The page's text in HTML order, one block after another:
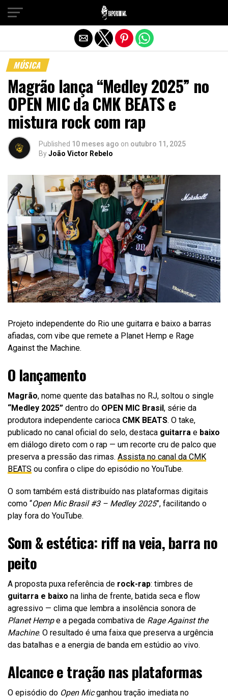
MÚSICA
Magrão lança “Medley 2025” no
OPEN MIC da CMK BEATS e
mistura rock com rap
Published 10 meses ago on outubro 11, 2025
ByJoão Victor Rebelo
Projeto independente do Rio une guitarra e baixo a barras
afiadas, com vibe que remete a Planet Hemp e Rage
Against the Machine.
O lançamento
Magrão, nome quente das batalhas no RJ, soltou o single
“Medley 2025” dentro do OPEN MIC Brasil, série da
produtora independente carioca CMK BEATS. O take,
publicado no canal oficial do selo, destaca guitarra e baixo
em diálogo direto com o rap — um recorte cru de palco que
preserva a pressão das rimas. Assista no canal da CMK
BEATS ou confira o clipe do episódio no YouTube.
O som também está distribuído nas plataformas digitais
como “Open Mic Brasil #3 – Medley 2025”, facilitando o
play fora do YouTube.
Som & estética: riff na veia, barra no
peito
A proposta puxa referência de rock-rap: timbres de
guitarra e baixo na linha de frente, batida seca e flow
agressivo — clima que lembra a insolência sonora de
Planet Hempe a pegada combativa de Rage Against the
Machine. O resultado é uma faixa que preserva a urgência
das batalhas e a energia de banda em estúdio ao vivo.
Alcance e tração nas plataformas
O episódio do Open Micganhou tração imediata no
Sair da versão mobile